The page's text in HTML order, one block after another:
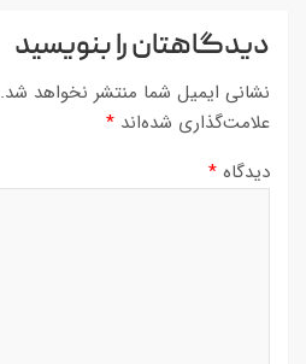
دیدگاهتان را بنویسید
نشانی ایمیل شما منتشر نخواهد شد.
علامت‌گذاری شده‌اند *
دیدگاه *